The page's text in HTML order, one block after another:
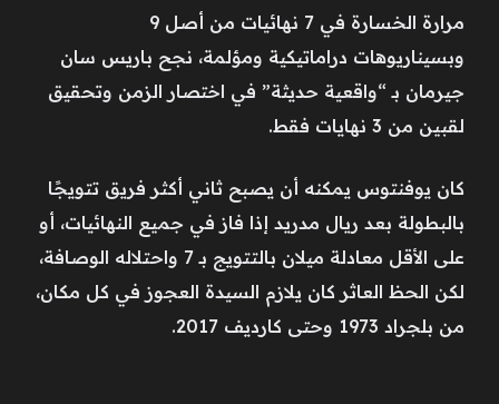
مرارة الخسارة في 7 نهائيات من أصل 9
وبسيناريوهات دراماتيكية ومؤلمة، نجح باريس سان
جيرمان بـ “واقعية حديثة” في اختصار الزمن وتحقيق
لقبين من 3 نهايات فقط.
كان يوفنتوس يمكنه أن يصبح ثاني أكثر فريق تتويجًا
بالبطولة بعد ريال مدريد إذا فاز في جميع النهائيات، أو
على الأقل معادلة ميلان بالتتويج بـ 7 واحتلاله الوصافة،
لكن الحظ العاثر كان يلازم السيدة العجوز في كل مكان،
من بلجراد 1973 وحتى كارديف 2017.